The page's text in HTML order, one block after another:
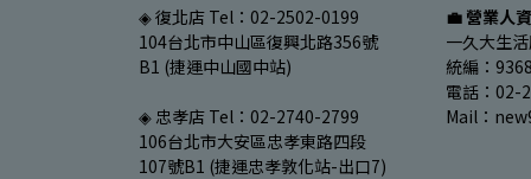
◈ 復北店 Tel：02-2502-0199
104台北市中山區復興北路356號
B1 (捷運中山國中站)
◈ 忠孝店 Tel：02-2740-2799
106台北市大安區忠孝東路四段
107號B1 (捷運忠孝敦化站-出口7)
💼 營業人
一久大生
統編：
電話：02-
Mail：